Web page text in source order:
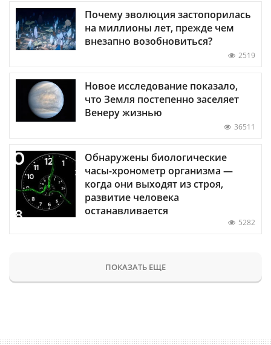
Почему эволюция застопорилась
на миллионы лет, прежде чем
внезапно возобновиться?
2519
Новое исследование показало,
что Земля постепенно заселяет
Венеру жизнью
36511
Обнаружены биологические
часы-хронометр организма —
когда они выходят из строя,
развитие человека
останавливается
5282
ПОКАЗАТЬ ЕЩЕ